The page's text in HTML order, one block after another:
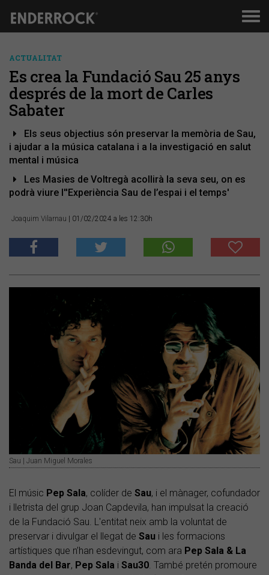
ACTUALITAT
Es crea la Fundació Sau 25 anys
després de la mort de Carles
Sabater
Els seus objectius són preservar la memòria de Sau,
i ajudar a la música catalana i a la investigació en salut
mental i música
Les Masies de Voltregà acollirà la seva seu, on es
podrà viure l''Experiència Sau de l’espai i el temps'
Joaquim Vilarnau | 01/02/2024 a les 12:30h
Sau | Juan Miguel Morales
El músic Pep Sala, colíder de Sau, i el mànager, cofundador
i lletrista del grup Joan Capdevila, han impulsat la creació
de la Fundació Sau. L'entitat neix amb la voluntat de
preservar i divulgar el llegat de Sau i les formacions
artístiques que n’han esdevingut, com ara Pep Sala & La
Banda del Bar, Pep Sala i Sau30. També pretén promoure